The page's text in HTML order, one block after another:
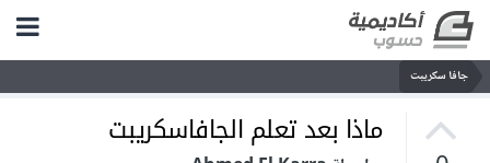
جافا سكريبت
ماذا بعد تعلم الجافاسكريبت